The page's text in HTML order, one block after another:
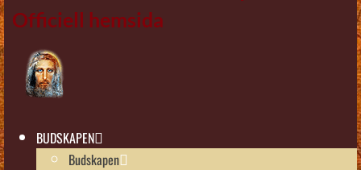
Officiell hemsida
BUDSKAPEN
Budskapen